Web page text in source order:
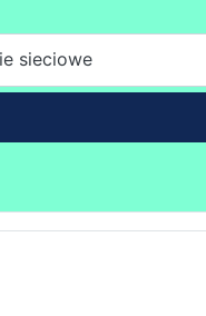
sieciowe